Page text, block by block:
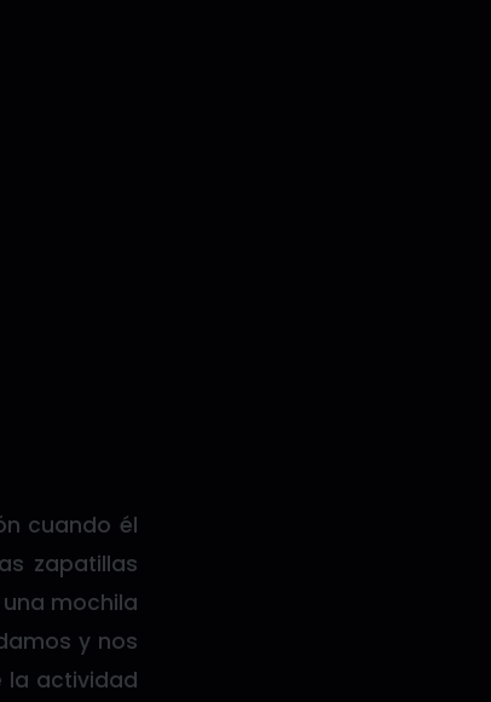
cuando él
zapatillas
mochila
y nos
la actividad